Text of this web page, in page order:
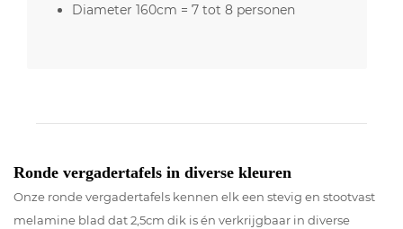
Diameter 160cm = 7 tot 8 personen
Ronde vergadertafels in diverse kleuren
Onze ronde vergadertafels kennen elk een stevig en stootvast
melamine blad dat 2,5cm dik is én verkrijgbaar in diverse